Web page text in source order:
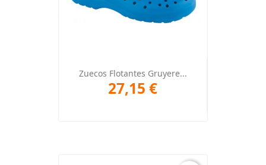
Zuecos Flotantes Gruyere...
27,15 €